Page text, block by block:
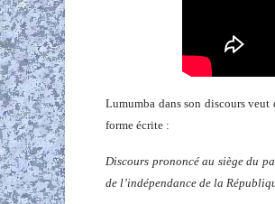
Lumumba dans son discours
forme écrite :
Discours prononcé au siège du
de l’indépendance de la